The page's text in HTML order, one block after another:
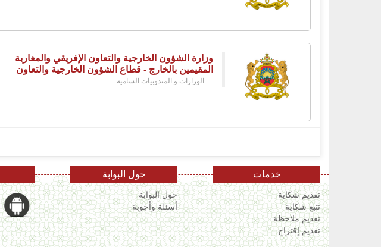
وزارة الشؤون الخارجية والتعاون الإفريقي والمغاربة
المقيمين بالخارج - قطاع الشؤون الخارجية والتعاون
الوزارات و المندوبيات السامية
خدمات
تقديم شكاية
تتبع شكاية
تقديم ملاحظة
تقديم إقتراح
حول البوابة
حول البوابة
أسئلة وأجوبة